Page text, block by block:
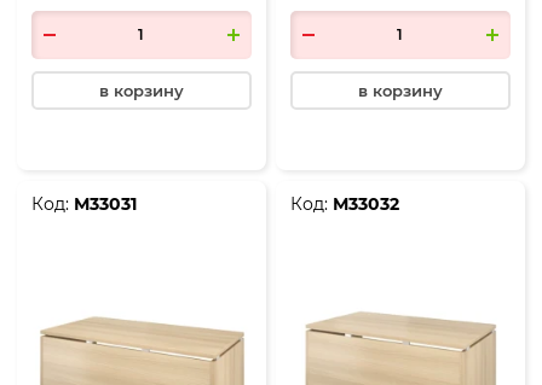
в корзину в корзину
Код: М33031 Код: М33032